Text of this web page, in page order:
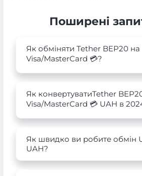
Поширені
Як обміняти Tether BEP20 на
Visa/MasterCard 💳?
Як конвертуватиTether
Visa/MasterCard 💳 UAH в
Як швидко ви робите обмін
UAH?